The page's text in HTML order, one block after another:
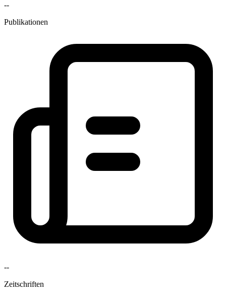
--
Publikationen
--
Zeitschriften